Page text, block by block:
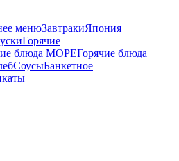
менюЗавтракиЯпония
Горячие
блюда МОРЕГорячие блюда
СоусыБанкетное